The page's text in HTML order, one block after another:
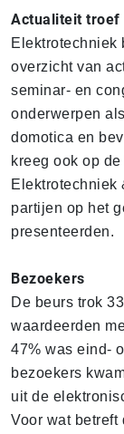
Actualiteit troef
Elektrotechniek
overzicht van
seminar- en
onderwerpen
domotica en
kreeg ook op
Elektrotechniek
partijen op het
presenteerden.
Bezoekers
De beurs trok
waardeerden
47% was eind-
bezoekers
uit de
Voor wat betreft